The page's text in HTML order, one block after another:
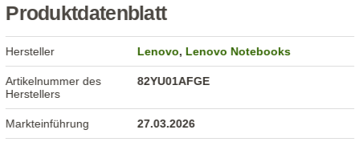
Produktdatenblatt
Hersteller Lenovo,Lenovo Notebooks
Artikelnummer des
Herstellers
82YU01AFGE
Markteinführung 27.03.2026